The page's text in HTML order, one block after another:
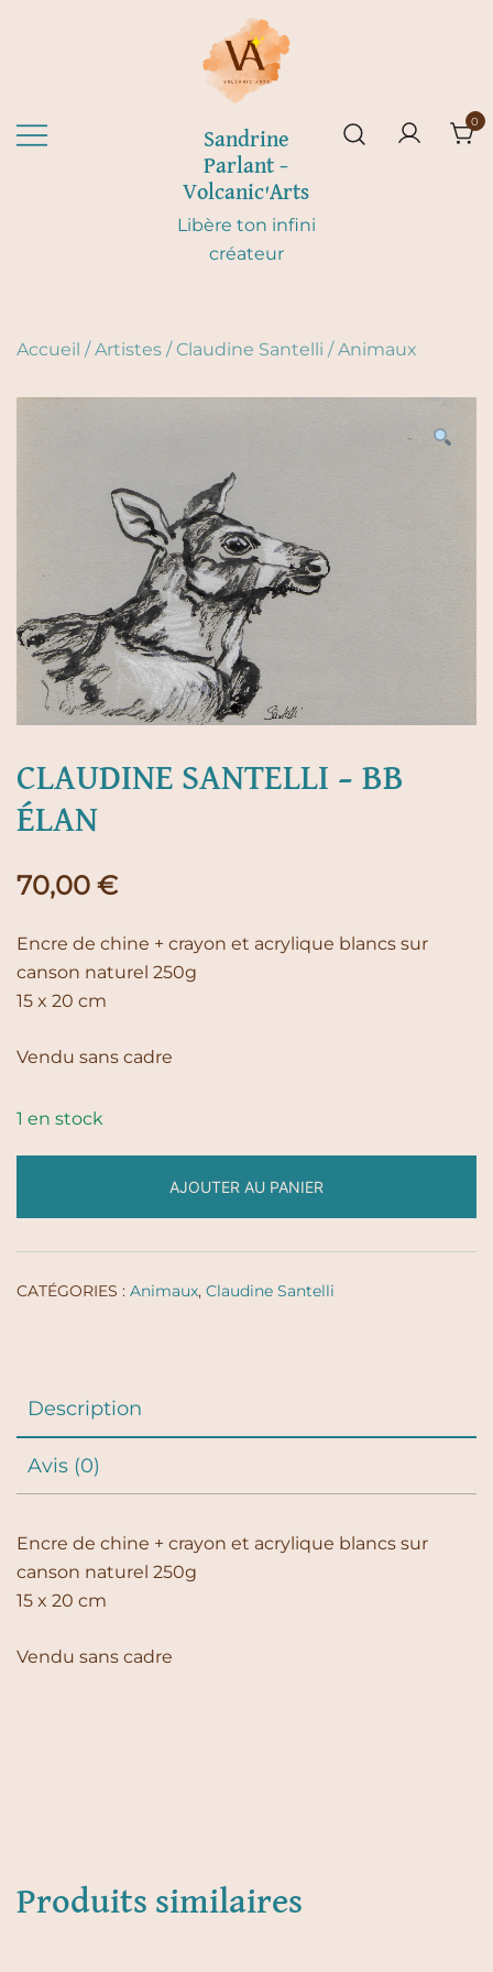
Sandrine
Parlant –
Volcanic'Arts
Libère ton infini
créateur
0
Accueil /Artistes / Claudine Santelli /Animaux
CLAUDINE SANTELLI – BB
ÉLAN
70,00 €
Encre de chine + crayon et acrylique blancs sur
canson naturel 250g
15 x 20 cm
Vendu sans cadre
1 en stock
AJOUTER AU PANIER
CATÉGORIES : Animaux, Claudine Santelli
Description
Avis (0)
Encre de chine + crayon et acrylique blancs sur
canson naturel 250g
15 x 20 cm
Vendu sans cadre
Produits similaires